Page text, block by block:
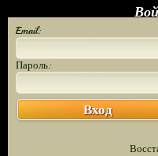
Email:
Пароль:
Вход